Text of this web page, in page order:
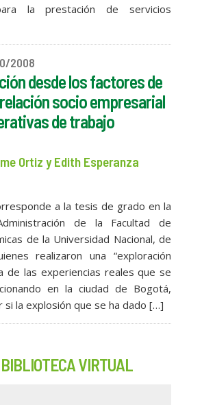
la prestación de servicios
2008
desde los factores de
socio empresarial
de trabajo
Ortiz y Edith Esperanza
a la tesis de grado en la
de la Facultad de
de la Universidad Nacional, de
realizaron una “exploración
de las experiencias reales que se
en la ciudad de Bogotá,
si la explosión que se ha dado […]
BIBLIOTECA VIRTUAL